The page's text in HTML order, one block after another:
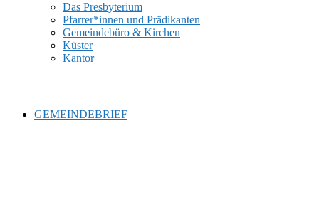
Das Presbyterium
Pfarrer*innen und Prädikanten
Gemeindebüro & Kirchen
Küster
Kantor
GEMEINDEBRIEF